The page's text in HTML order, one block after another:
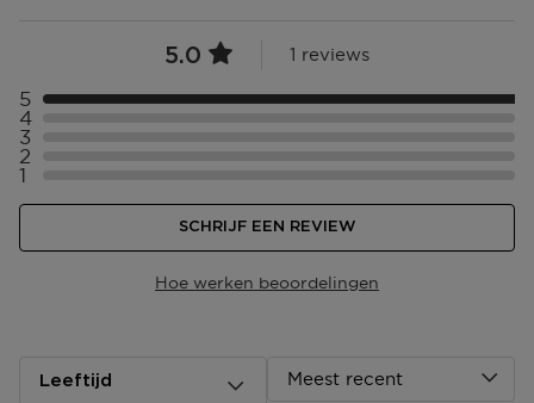
5.0 1 reviews
Hoe werken beoordelingen
Selecteer ({numberOfReviews}} met 5 sterren
5
Selecteer ({numberOfReviews}} met 4 sterren
4
Selecteer ({numberOfReviews}} met 3 sterren
3
Selecteer ({numberOfReviews}} met 2 sterren
2
Selecteer ({numberOfReviews}} met 1 sterren
1
SCHRIJF EEN REVIEW
Leeftijd Meest recent